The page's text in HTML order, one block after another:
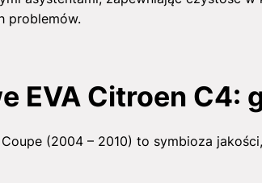
problemów.
EVA Citroen C4:
(2004 – 2010) to symbioza